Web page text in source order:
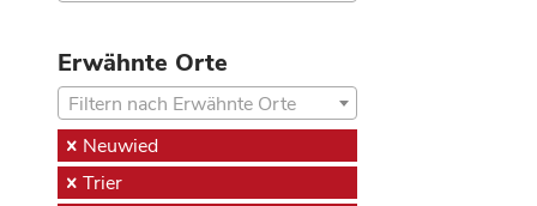
Erwähnte Orte
Filtern nach Erwähnte Orte
Neuwied
Trier